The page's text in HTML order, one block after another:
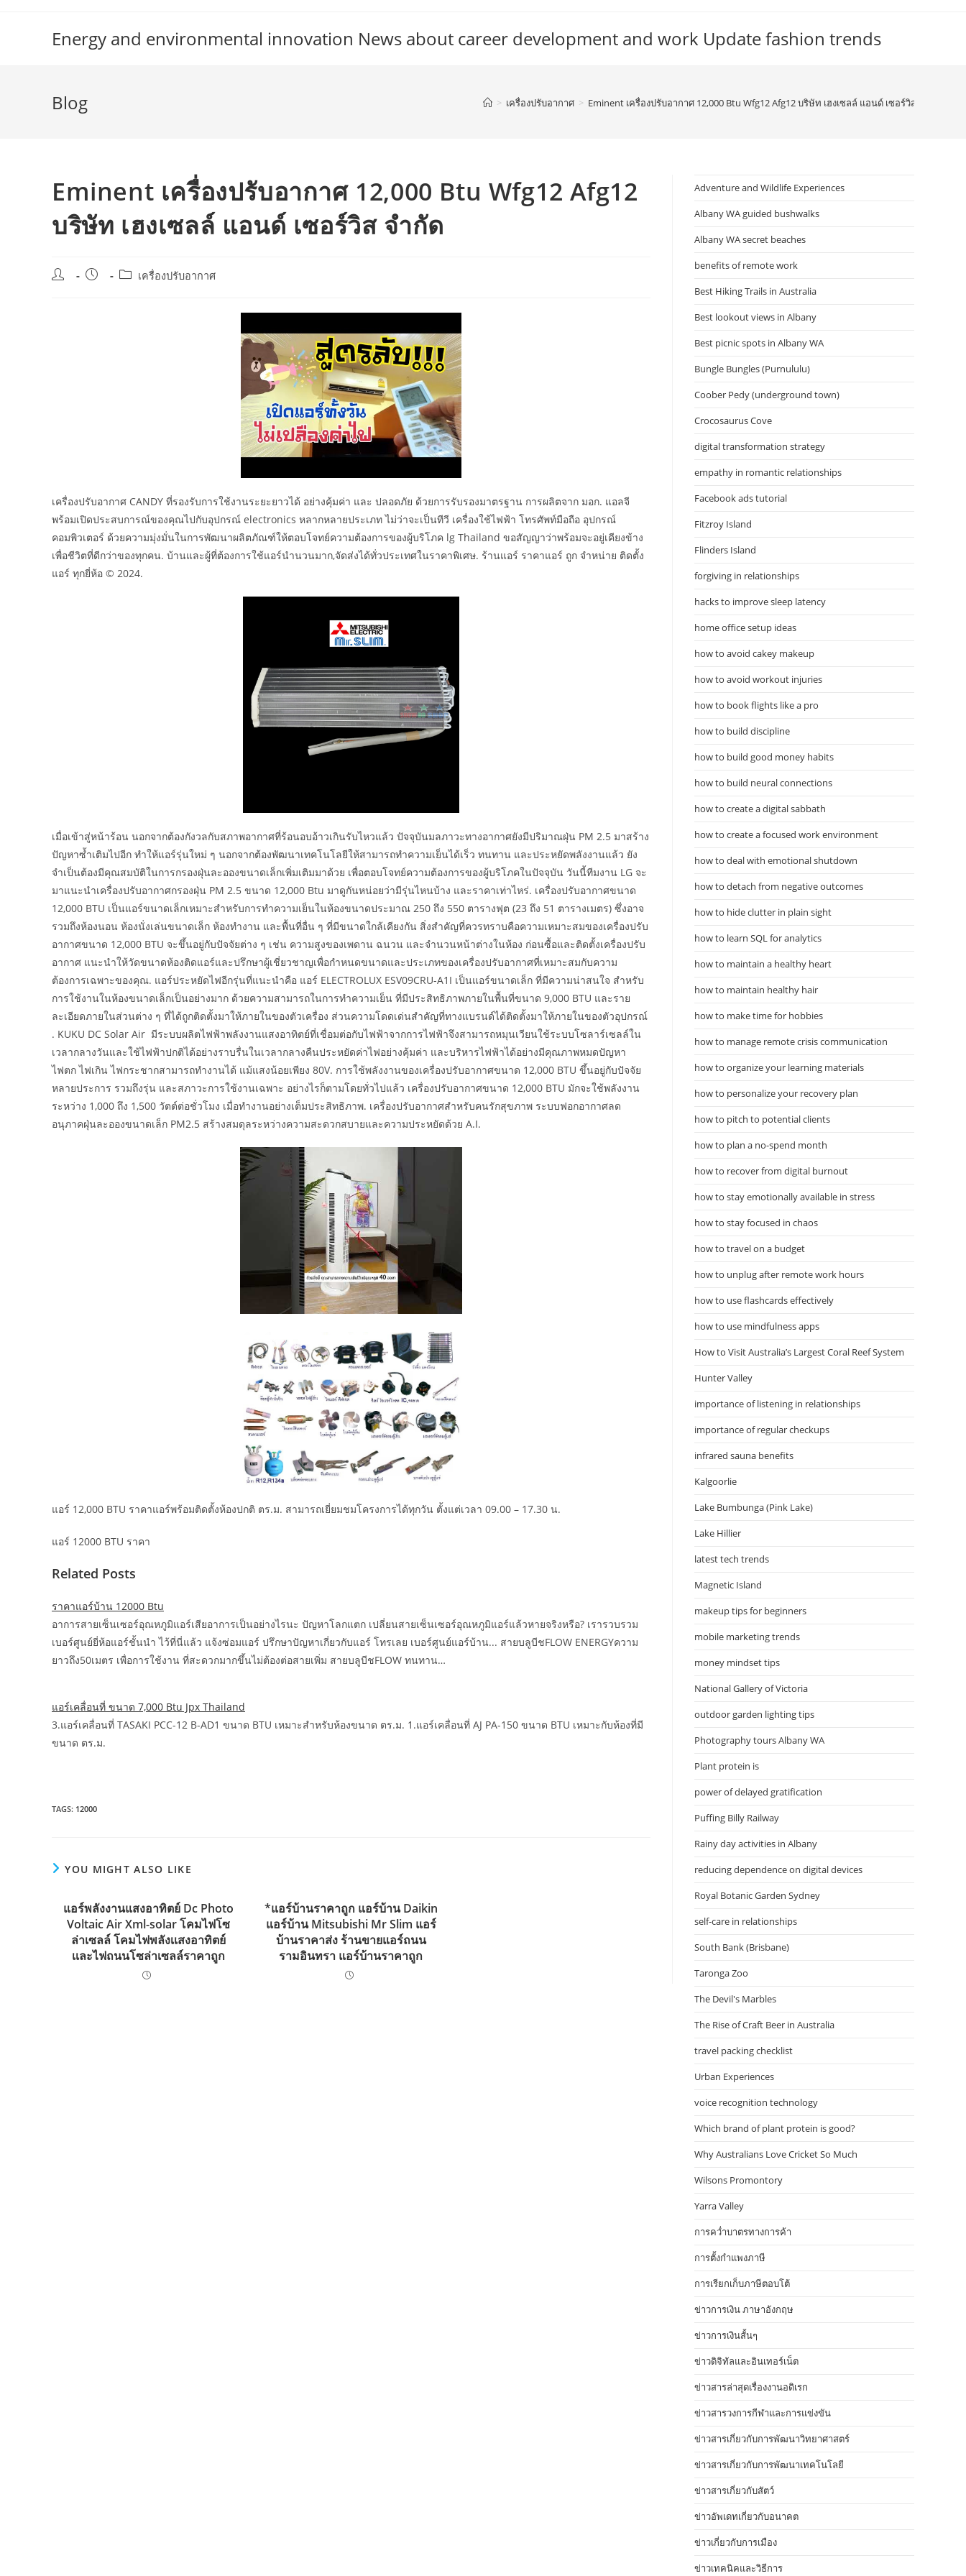
Energy and environmental innovation News about career development and work Update fashion trends
Blog > เครื่องปรับอากาศ > Eminent เครื่องปรับอากาศ 12,000 Btu Wfg12 Afg12 บริษัท เฮงเซลล์ แอนด์ เซอร์วิส จำกัด
Eminent เครื่องปรับอากาศ 12,000 Btu Wfg12 Afg12
บริษัท เฮงเซลล์ แอนด์ เซอร์วิส จำกัด
Post
Post
Post เครื่องปรับอากาศ
เครื่องปรับอากาศ CANDY ที่รองรับการใช้งานระยะยาวได้ อย่างคุ้มค่า และ ปลอดภัย ด้วยการรับรองมาตรฐาน การผลิตจาก มอก. แอลจี
พร้อมเปิดประสบการณ์ของคุณไปกับอุปกรณ์ electronics หลากหลายประเภท ไม่ว่าจะเป็นทีวี เครื่องใช้ไฟฟ้า โทรศัพท์มือถือ อุปกรณ์
คอมพิวเตอร์ ด้วยความมุ่งมั่นในการพัฒนาผลิตภัณฑ์ให้ตอบโจทย์ความต้องการของผู้บริโภค lg Thailand ขอสัญญาว่าพร้อมจะอยู่เคียงข้าง
เพื่อชีวิตที่ดีกว่าของทุกคน. บ้านและผู้ที่ต้องการใช้แอร์นำนวนมาก,จัดส่งได้ทั่วประเทศในราคาพิเศษ. ร้านแอร์ ราคาแอร์ ถูก จำหน่าย ติดตั้ง
แอร์ ทุกยี่ห้อ © 2024.
เมื่อเข้าสู่หน้าร้อน นอกจากต้องกังวลกับสภาพอากาศที่ร้อนอบอ้าวเกินรับไหวแล้ว ปัจจุบันมลภาวะทางอากาศยังมีปริมาณฝุ่น PM 2.5 มาสร้าง
ปัญหาซ้ำเติมไปอีก ทำให้แอร์รุ่นใหม่ ๆ นอกจากต้องพัฒนาเทคโนโลยีให้สามารถทำความเย็นได้เร็ว ทนทาน และประหยัดพลังงานแล้ว ยัง
จำเป็นต้องมีคุณสมบัติในการกรองฝุ่นละอองขนาดเล็กเพิ่มเติมมาด้วย เพื่อตอบโจทย์ความต้องการของผู้บริโภคในปัจจุบัน วันนี้ทีมงาน LG จะ
มาแนะนำเครื่องปรับอากาศกรองฝุ่น PM 2.5 ขนาด 12,000 Btu มาดูกันหน่อยว่ามีรุ่นไหนบ้าง และราคาเท่าไหร่. เครื่องปรับอากาศขนาด
12,000 BTU เป็นแอร์ขนาดเล็กเหมาะสำหรับการทำความเย็นในห้องขนาดประมาณ 250 ถึง 550 ตารางฟุต (23 ถึง 51 ตารางเมตร) ซึ่งอาจ
รวมถึงห้องนอน ห้องนั่งเล่นขนาดเล็ก ห้องทำงาน และพื้นที่อื่น ๆ ที่มีขนาดใกล้เคียงกัน สิ่งสำคัญที่ควรทราบคือความเหมาะสมของเครื่องปรับ
อากาศขนาด 12,000 BTU จะขึ้นอยู่กับปัจจัยต่าง ๆ เช่น ความสูงของเพดาน ฉนวน และจำนวนหน้าต่างในห้อง ก่อนซื้อและติดตั้งเครื่องปรับ
อากาศ แนะนำให้วัดขนาดห้องติดแอร์และปรึกษาผู้เชี่ยวชาญเพื่อกำหนดขนาดและประเภทของเครื่องปรับอากาศที่เหมาะสมกับความ
ต้องการเฉพาะของคุณ. แอร์ประหยัดไฟอีกรุ่นที่แนะนำคือ แอร์ ELECTROLUX ESV09CRU-A1I เป็นแอร์ขนาดเล็ก ที่มีความน่าสนใจ สำหรับ
การใช้งานในห้องขนาดเล็กเป็นอย่างมาก ด้วยความสามารถในการทำความเย็น ที่มีประสิทธิภาพภายในพื้นที่ขนาด 9,000 BTU และราย
ละเอียดภายในส่วนต่าง ๆ ที่ได้ถูกติดตั้งมาให้ภายในของตัวเครื่อง ส่วนความโดดเด่นสำคัญที่ทางแบรนด์ได้ติดตั้งมาให้ภายในของตัวอุปกรณ์
. KUKU DC Solar Air มีระบบผลิตไฟฟ้าพลังงานแสงอาทิตย์ที่เชื่อมต่อกับไฟฟ้าจากการไฟฟ้าจึงสามารถหมุนเวียนใช้ระบบโซลาร์เซลล์ใน
เวลากลางวันและใช้ไฟฟ้าปกติได้อย่างราบรื่นในเวลากลางคืนประหยัดค่าไฟอย่างคุ้มค่า และบริหารไฟฟ้าได้อย่างมีคุณภาพหมดปัญหา
ไฟตก ไฟเกิน ไฟกระชากสามารถทำงานได้ แม้แสงน้อยเพียง 80V. การใช้พลังงานของเครื่องปรับอากาศขนาด 12,000 BTU ขึ้นอยู่กับปัจจัย
หลายประการ รวมถึงรุ่น และสภาวะการใช้งานเฉพาะ อย่างไรก็ตามโดยทั่วไปแล้ว เครื่องปรับอากาศขนาด 12,000 BTU มักจะใช้พลังงาน
ระหว่าง 1,000 ถึง 1,500 วัตต์ต่อชั่วโมง เมื่อทำงานอย่างเต็มประสิทธิภาพ. เครื่องปรับอากาศสำหรับคนรักสุขภาพ ระบบฟอกอากาศลด
อนุภาคฝุ่นละอองขนาดเล็ก PM2.5 สร้างสมดุลระหว่างความสะดวกสบายและความประหยัดด้วย A.I.
แอร์ 12,000 BTU ราคาแอร์พร้อมติดตั้งห้องปกติ ตร.ม. สามารถเยี่ยมชมโครงการได้ทุกวัน ตั้งแต่เวลา 09.00 – 17.30 น.
แอร์ 12000 BTU ราคา
Related Posts
ราคาแอร์บ้าน 12000 Btu
อาการสายเซ็นเซอร์อุณหภูมิแอร์เสียอาการเป็นอย่างไรนะ ปัญหาโลกแตก เปลี่ยนสายเซ็นเซอร์อุณหภูมิแอร์แล้วหายจริงหรือ? เรารวบรวม
เบอร์ศูนย์ยี่ห้อแอร์ชั้นนำ ไว้ที่นี่แล้ว แจ้งซ่อมแอร์ ปรึกษาปัญหาเกี่ยวกับแอร์ โทรเลย เบอร์ศูนย์แอร์บ้าน... สายบลูบีชFLOW ENERGYความ
ยาวถึง50เมตร เพื่อการใช้งาน ที่สะดวกมากขึ้นไม่ต้องต่อสายเพิ่ม สายบลูบีชFLOW ทนทาน…
แอร์เคลื่อนที่ ขนาด 7,000 Btu Jpx Thailand
3.แอร์เคลื่อนที่ TASAKI PCC-12 B-AD1 ขนาด BTU เหมาะสำหรับห้องขนาด ตร.ม. 1.แอร์เคลื่อนที่ AJ PA-150 ขนาด BTU เหมาะกับห้องที่มี
ขนาด ตร.ม.
TAGS: 12000
YOU MIGHT ALSO LIKE
แอร์พลังงานแสงอาทิตย์ Dc Photo
Voltaic Air Xml-solar โคมไฟโซ
ล่าเซลล์ โคมไฟพลังเเสงอาทิตย์
เเละไฟถนนโซล่าเซลล์ราคาถูก
*แอร์บ้านราคาถูก แอร์บ้าน Daikin
แอร์บ้าน Mitsubishi Mr Slim แอร์
บ้านราคาส่ง ร้านขายแอร์ถนน
รามอินทรา แอร์บ้านราคาถูก
Adventure and Wildlife Experiences
Albany WA guided bushwalks
Albany WA secret beaches
benefits of remote work
Best Hiking Trails in Australia
Best lookout views in Albany
Best picnic spots in Albany WA
Bungle Bungles (Purnululu)
Coober Pedy (underground town)
Crocosaurus Cove
digital transformation strategy
empathy in romantic relationships
Facebook ads tutorial
Fitzroy Island
Flinders Island
forgiving in relationships
hacks to improve sleep latency
home office setup ideas
how to avoid cakey makeup
how to avoid workout injuries
how to book flights like a pro
how to build discipline
how to build good money habits
how to build neural connections
how to create a digital sabbath
how to create a focused work environment
how to deal with emotional shutdown
how to detach from negative outcomes
how to hide clutter in plain sight
how to learn SQL for analytics
how to maintain a healthy heart
how to maintain healthy hair
how to make time for hobbies
how to manage remote crisis communication
how to organize your learning materials
how to personalize your recovery plan
how to pitch to potential clients
how to plan a no-spend month
how to recover from digital burnout
how to stay emotionally available in stress
how to stay focused in chaos
how to travel on a budget
how to unplug after remote work hours
how to use flashcards effectively
how to use mindfulness apps
How to Visit Australia’s Largest Coral Reef System
Hunter Valley
importance of listening in relationships
importance of regular checkups
infrared sauna benefits
Kalgoorlie
Lake Bumbunga (Pink Lake)
Lake Hillier
latest tech trends
Magnetic Island
makeup tips for beginners
mobile marketing trends
money mindset tips
National Gallery of Victoria
outdoor garden lighting tips
Photography tours Albany WA
Plant protein is
power of delayed gratification
Puffing Billy Railway
Rainy day activities in Albany
reducing dependence on digital devices
Royal Botanic Garden Sydney
self-care in relationships
South Bank (Brisbane)
Taronga Zoo
The Devil's Marbles
The Rise of Craft Beer in Australia
travel packing checklist
Urban Experiences
voice recognition technology
Which brand of plant protein is good?
Why Australians Love Cricket So Much
Wilsons Promontory
Yarra Valley
การคว่ำบาตรทางการค้า
การตั้งกำแพงภาษี
การเรียกเก็บภาษีตอบโต้
ข่าวการเงิน ภาษาอังกฤษ
ข่าวการเงินสั้นๆ
ข่าวดิจิทัลและอินเทอร์เน็ต
ข่าวสารล่าสุดเรื่องงานอดิเรก
ข่าวสารวงการกีฬาและการแข่งขัน
ข่าวสารเกี่ยวกับการพัฒนาวิทยาศาสตร์
ข่าวสารเกี่ยวกับการพัฒนาเทคโนโลยี
ข่าวสารเกี่ยวกับสัตว์
ข่าวอัพเดทเกี่ยวกับอนาคต
ข่าวเกี่ยวกับการเมือง
ข่าวเทคนิคและวิธีการ